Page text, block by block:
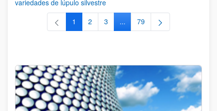
variedades de lúpulo silvestre
Página
1 Página
2 Página
3 ...Páginas intermedias Use TAB
Página
79